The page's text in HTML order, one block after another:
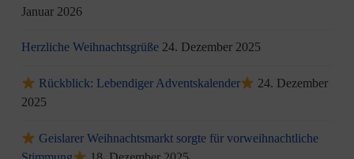
Januar 2026
Herzliche Weihnachtsgrüße 24. Dezember 2025
Rückblick: Lebendiger Adventskalender
24. Dezember
2025
Geislarer Weihnachtsmarkt sorgte für vorweihnachtliche